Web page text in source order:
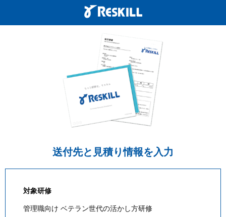
送付先と見積り情報を入力
対象研修
管理職向け ベテラン世代の活かし方研修